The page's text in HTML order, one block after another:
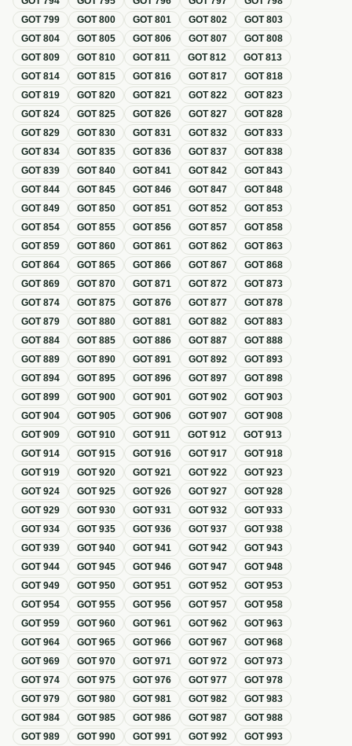
GOT799 GOT800 GOT801 GOT802 GOT803
GOT804 GOT805 GOT806 GOT807 GOT808
GOT809 GOT810 GOT811 GOT812 GOT813
GOT814 GOT815 GOT816 GOT817 GOT818
GOT819 GOT820 GOT821 GOT822 GOT823
GOT824 GOT825 GOT826 GOT827 GOT828
GOT829 GOT830 GOT831 GOT832 GOT833
GOT834 GOT835 GOT836 GOT837 GOT838
GOT839 GOT840 GOT841 GOT842 GOT843
GOT844 GOT845 GOT846 GOT847 GOT848
GOT849 GOT850 GOT851 GOT852 GOT853
GOT854 GOT855 GOT856 GOT857 GOT858
GOT859 GOT860 GOT861 GOT862 GOT863
GOT864 GOT865 GOT866 GOT867 GOT868
GOT869 GOT870 GOT871 GOT872 GOT873
GOT874 GOT875 GOT876 GOT877 GOT878
GOT879 GOT880 GOT881 GOT882 GOT883
GOT884 GOT885 GOT886 GOT887 GOT888
GOT889 GOT890 GOT891 GOT892 GOT893
GOT894 GOT895 GOT896 GOT897 GOT898
GOT899 GOT900 GOT901 GOT902 GOT903
GOT904 GOT905 GOT906 GOT907 GOT908
GOT909 GOT910 GOT911 GOT912 GOT913
GOT914 GOT915 GOT916 GOT917 GOT918
GOT919 GOT920 GOT921 GOT922 GOT923
GOT924 GOT925 GOT926 GOT927 GOT928
GOT929 GOT930 GOT931 GOT932 GOT933
GOT934 GOT935 GOT936 GOT937 GOT938
GOT939 GOT940 GOT941 GOT942 GOT943
GOT944 GOT945 GOT946 GOT947 GOT948
GOT949 GOT950 GOT951 GOT952 GOT953
GOT954 GOT955 GOT956 GOT957 GOT958
GOT959 GOT960 GOT961 GOT962 GOT963
GOT964 GOT965 GOT966 GOT967 GOT968
GOT969 GOT970 GOT971 GOT972 GOT973
GOT974 GOT975 GOT976 GOT977 GOT978
GOT979 GOT980 GOT981 GOT982 GOT983
GOT984 GOT985 GOT986 GOT987 GOT988
GOT989 GOT990 GOT991 GOT992 GOT993